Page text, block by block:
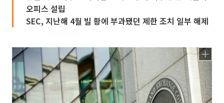
오피스 설립
SEC, 지난해 4월 빌 황에 부과됐던 제한 조치 일부 해제